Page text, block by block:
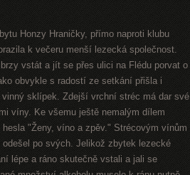
Honzy Hraničky, přímo naproti klubu
k večeru menší lezecká společnost.
vstát a jít se přes ulici na Flédu porvat o
obvykle s radostí ze setkání přišla i
sklípek. Zdejší vrchní stréc má dar své
víny. Ke všemu ještě nemalým dílem
"Ženy, víno a zpěv." Strécovým vínům
po svých. Jelikož zbytek lezecké
lépe a ráno skutečně vstali a jali se